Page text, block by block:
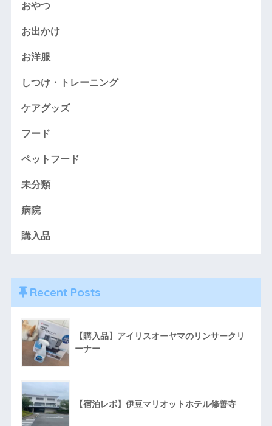
おやつ
お出かけ
お洋服
しつけ・トレーニング
ケアグッズ
フード
ペットフード
未分類
病院
購入品
Recent Posts
【購入品】アイリスオーヤマのリンサークリ
ーナー
【宿泊レポ】伊豆マリオットホテル修善寺